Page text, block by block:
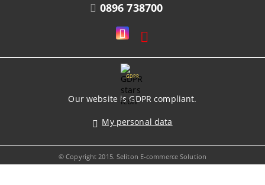
0896 738700
GDPR
Our website is GDPR compliant.
My personal data
© Copyright 2015. Seliton E-commerce Solution